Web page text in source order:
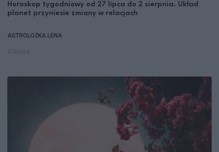
Horoskop tygodniowy od 27 lipca do 2 sierpnia. Układ
planet przyniesie zmiany w relacjach
ASTROLOŻKA LENA